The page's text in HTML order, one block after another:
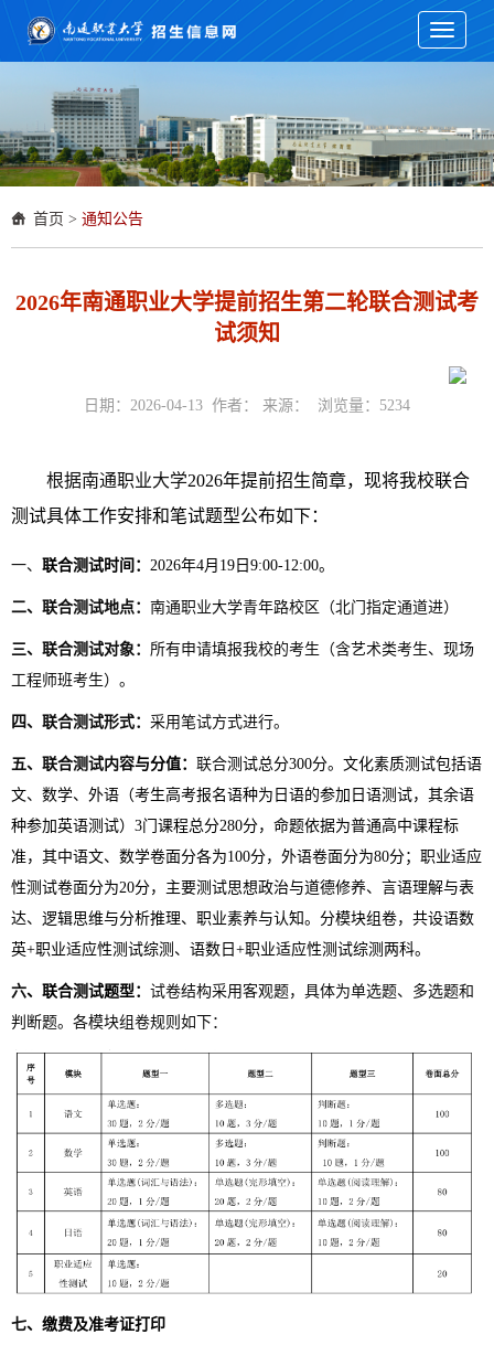
Toggle
首页 > 通知公告
2026年南通职业大学提前招生第二轮联合测试考
试须知
日期：2026-04-13 作者： 来源： 浏览量： 5234
根据南通职业大学2026年提前招生简章，现将我校联合
测试具体工作安排和笔试题型公布如下：
一、 联合测试时间： 2026年4月 19 日 9:00-12:00。
二、联合测试地点： 南通职业大学青年路校区（北门指定通道进）
三、联合测试对象： 所有申请填报我校的考生（含艺术类考生、现场
工程师班考生）。
四、联合测试形式： 采用笔试方式进行。
五、联合测试内容与分值： 联合测试总分300分。文化素质测试包括语
文、数学、外语（考生高考报名语种为日语的参加日语测试，其余语
种参加英语测试） 3门课程总分280分，命题依据为普通高中课程标
准，其中语文、数学卷面分各为100分，外语卷面分为80分；职业适应
性测试卷面分为20分，主要测试思想政治与道德修养、言语理解与表
达、逻辑思维与分析推理、职业素养与认知。分模块组卷，共设语数
英+职业适应性测试综测、语数日 +职业适应性测试综测两科。
六、联合测试题型： 试卷结构采用客观题，具体为单选题、多选题和
判断题。各模块组卷规则如下：
七、 缴费及准考证打印